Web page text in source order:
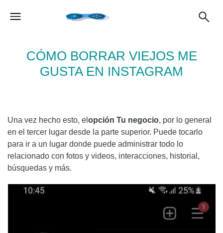
CÓMO BORRAR VIEJOS ME
GUSTA EN INSTAGRAM
Una vez hecho esto, el opción Tu negocio, por lo general
en el tercer lugar desde la parte superior. Puede tocarlo
para ir a un lugar donde puede administrar todo lo
relacionado con fotos y videos, interacciones, historial,
búsquedas y más.